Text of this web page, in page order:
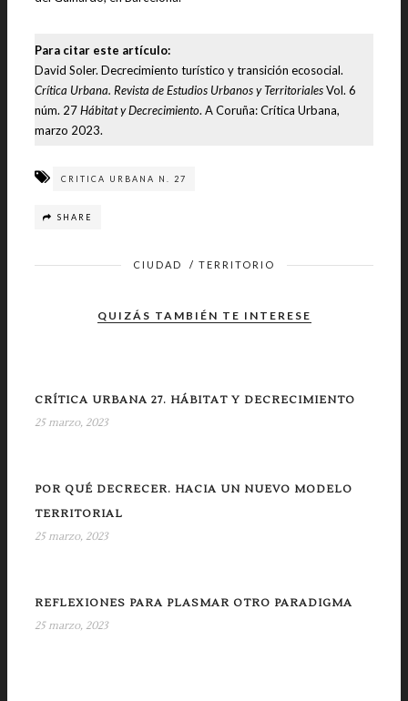
Para citar este artículo:
David Soler. Decrecimiento turístico y transición ecosocial.
Crítica Urbana. Revista de Estudios Urbanos y TerritorialesVol. 6
núm. 27Hábitat yDecrecimiento. A Coruña: Crítica Urbana,
marzo 2023.
CRITICA URBANA N. 27
SHARE
CIUDAD / TERRITORIO
QUIZÁS TAMBIÉN TE INTERESE
CRÍTICA URBANA 27. HÁBITAT Y DECRECIMIENTO
25 marzo, 2023
POR QUÉ DECRECER. HACIA UN NUEVO MODELO
TERRITORIAL
25 marzo, 2023
REFLEXIONES PARA PLASMAR OTRO PARADIGMA
25 marzo, 2023